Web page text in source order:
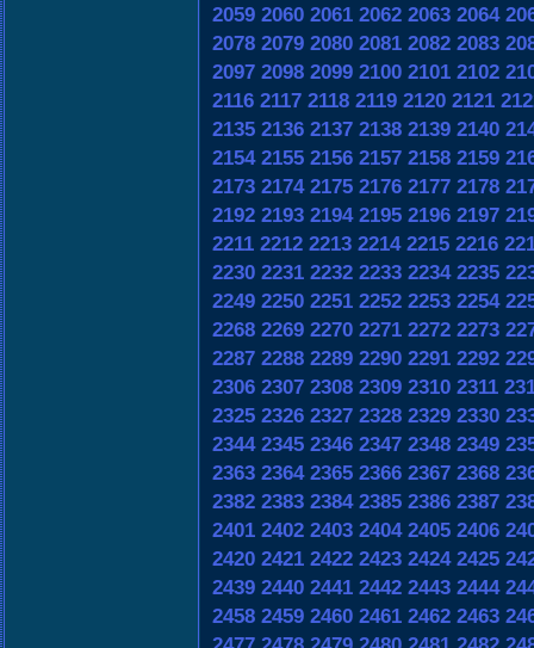
2059 2060 2061 2062 2063 2064
2078 2079 2080 2081 2082 2083
2097 2098 2099 2100 2101 2102
2116 2117 2118 2119 2120 2121
2135 2136 2137 2138 2139 2140
2154 2155 2156 2157 2158 2159
2173 2174 2175 2176 2177 2178
2192 2193 2194 2195 2196 2197
2211 2212 2213 2214 2215 2216
2230 2231 2232 2233 2234 2235
2249 2250 2251 2252 2253 2254
2268 2269 2270 2271 2272 2273
2287 2288 2289 2290 2291 2292
2306 2307 2308 2309 2310 2311
2325 2326 2327 2328 2329 2330
2344 2345 2346 2347 2348 2349
2363 2364 2365 2366 2367 2368
2382 2383 2384 2385 2386 2387
2401 2402 2403 2404 2405 2406
2420 2421 2422 2423 2424 2425
2439 2440 2441 2442 2443 2444
2458 2459 2460 2461 2462 2463